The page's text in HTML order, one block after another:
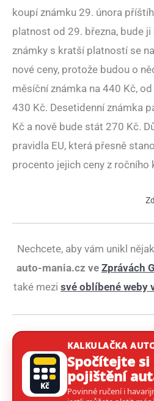
koupí známku 29. února
platnost od 29. března, bude
známky s kratší platností se
nové ceny, protože budou o
měsíční známka na 440 Kč,
430 Kč. Desetidenní známka
Kč a nově bude stát 270 Kč.
pravidla EU, která přesně
procento jejich ceny z ročního
Nechcete, aby vám unikl
auto-mania.cz ve Zprávách
také mezi své oblíbené weby
Kč
KALKULAČKA
Spočítejte
pojištění
Povinné ručení i